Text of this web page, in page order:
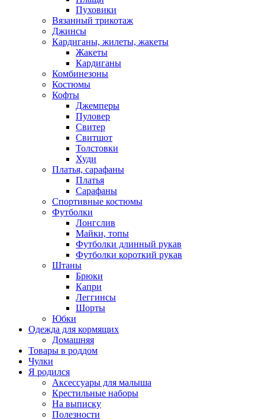
Пуховики
Вязанный трикотаж
Джинсы
Кардиганы, жилеты, жакеты
Жакеты
Кардиганы
Комбинезоны
Костюмы
Кофты
Джемперы
Пуловер
Свитер
Свитшот
Толстовки
Худи
Платья, сарафаны
Платья
Сарафаны
Спортивные костюмы
Футболки
Лонгслив
Майки, топы
Футболки длинный рукав
Футболки короткий рукав
Штаны
Брюки
Капри
Леггинсы
Шорты
Юбки
Одежда для кормящих
Домашняя
Товары в роддом
Чулки
Я родился
Аксессуары для малыша
Крестильные наборы
На выписку
Полезности